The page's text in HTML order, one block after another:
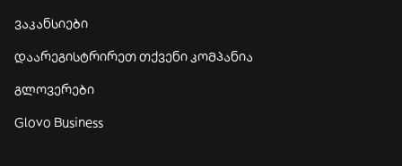
ვაკანსიები
დაარეგისტრირეთ თქვენი კომპანია
გლოვერები
Glovo Business